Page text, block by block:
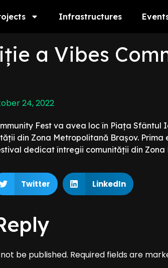
Infrastructures
a Vibes
24, 2022
Fest va avea loc în Piața Sfântul
din Zona Metropolitană Brașov.
dedicat întregii comunității din
Twitter LinkedIn
be published. Required fields are